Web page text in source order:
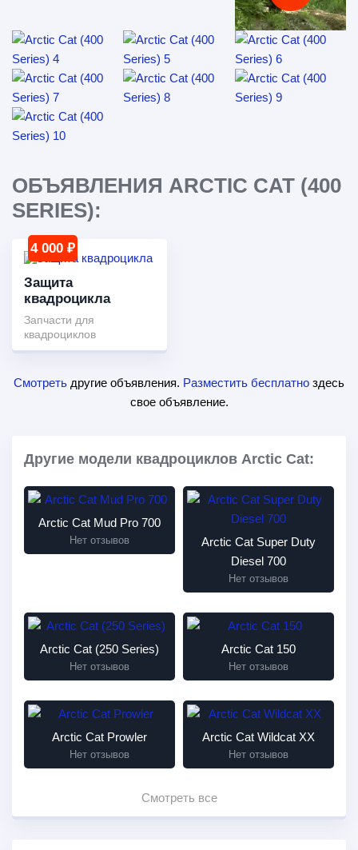
ОБЪЯВЛЕНИЯ ARCTIC CAT (400
SERIES):
4 000 ₽
Защита
квадроцикла
Запчасти для
квадроциклов
Смотреть другие объявления. Разместить бесплатно здесь
свое объявление.
Другие модели квадроциклов Arctic Cat:
Arctic Cat Mud Pro 700
Нет отзывов
Arctic Cat Super Duty
Diesel 700
Нет отзывов
Arctic Cat (250 Series)
Нет отзывов
Arctic Cat 150
Нет отзывов
Arctic Cat Prowler
Нет отзывов
Arctic Cat Wildcat XX
Нет отзывов
Смотреть все